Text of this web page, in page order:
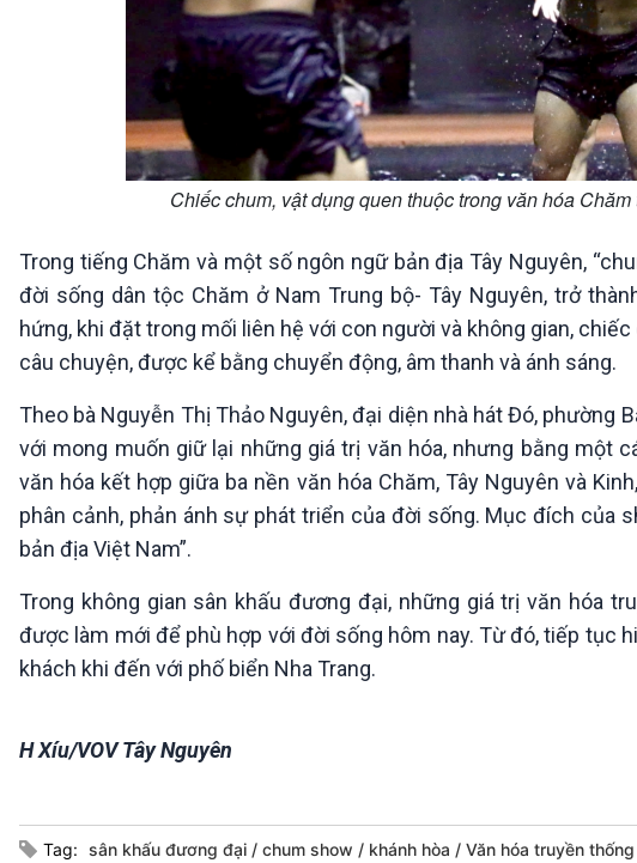
Chiếc chum, vật dụng quen thuộc trong văn hóa
Trong tiếng Chăm và một số ngôn ngữ bản địa Tây Nguyên,
đời sống dân tộc Chăm ở Nam Trung bộ- Tây Nguyên, trở
hứng, khi đặt trong mối liên hệ với con người và không gian,
câu chuyện, được kể bằng chuyển động, âm thanh và ánh sáng.
Theo bà Nguyễn Thị Thảo Nguyên, đại diện nhà hát Đó, phường
với mong muốn giữ lại những giá trị văn hóa, nhưng bằng một
văn hóa kết hợp giữa ba nền văn hóa Chăm, Tây Nguyên và
phân cảnh, phản ánh sự phát triển của đời sống. Mục đích của
bản địa Việt Nam”.
Trong không gian sân khấu đương đại, những giá trị văn hóa
được làm mới để phù hợp với đời sống hôm nay. Từ đó, tiếp tục
khách khi đến với phố biển Nha Trang.
H Xíu/VOV Tây Nguyên
Tag: sân khấu đương đại chum show khánh hòa Văn hóa truyền thống